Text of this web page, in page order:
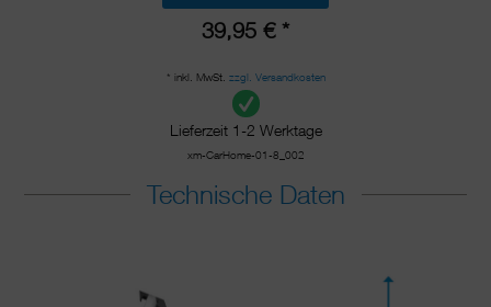
39,95 € *
* inkl. MwSt. zzgl. Versandkosten
Lieferzeit 1-2 Werktage
xm-CarHome-01-8_002
Technische Daten